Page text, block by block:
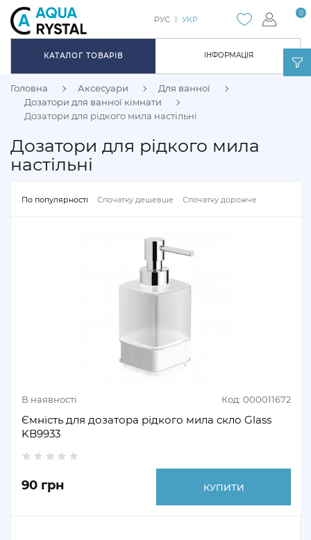
ІНФОРМАЦІЯ
0
РУС УКР
КАТАЛОГ ТОВАРІВ
Головна Аксесуари
Для ванної
Дозатори для ванної кімнати
Дозатори для рідкого мила настільні
Дозатори для рідкого мила
настільні
По популярності Спочатку дешевше Спочатку дорожче
В наявності Код: 000011672
Ємність для дозатора рідкого мила скло Glass
KB9933
90 грн КУПИТИ